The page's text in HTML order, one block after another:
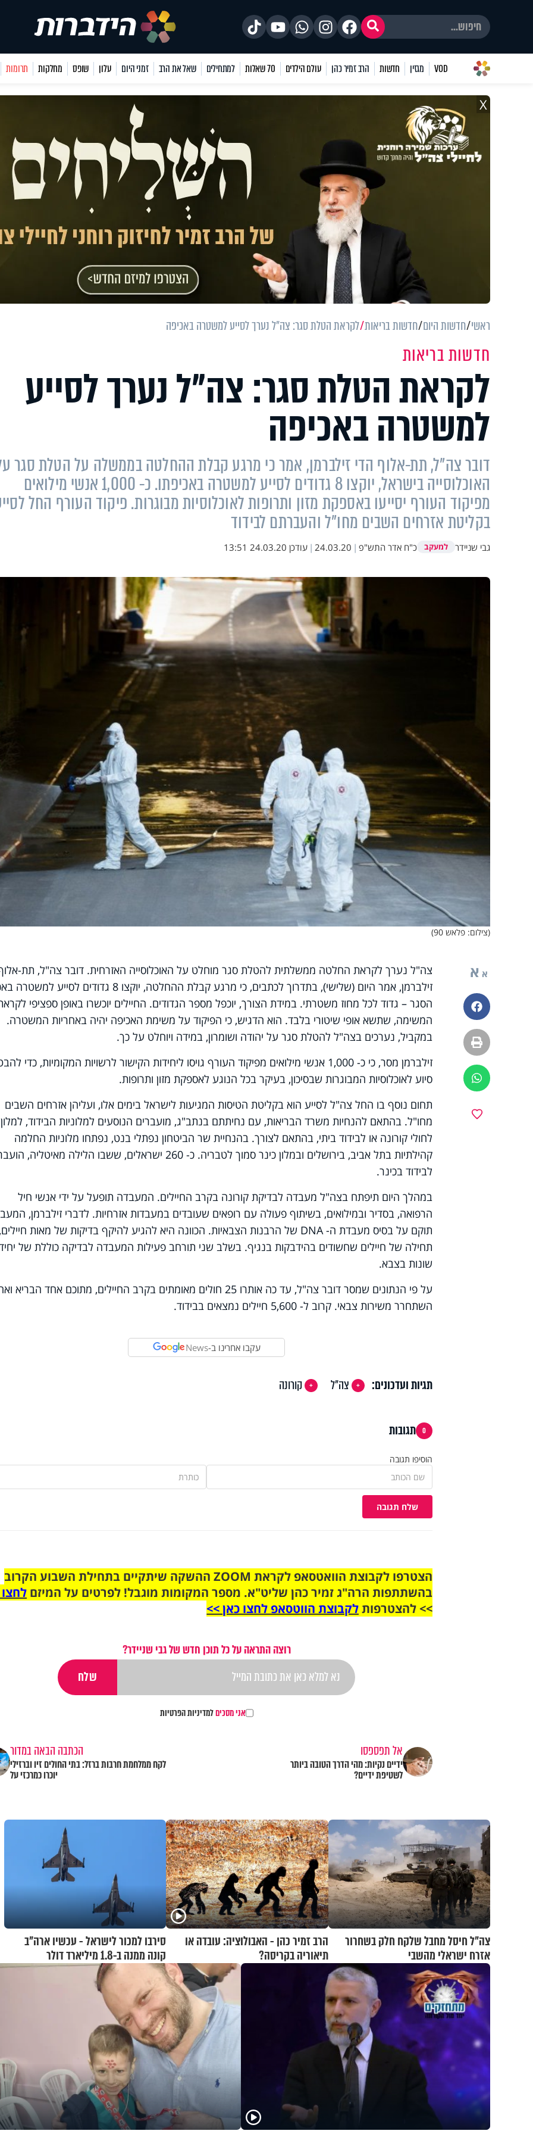
VOD מגזין חדשות הרב זמיר כהן עולם הילדים 70 שאלות למתחילים שאל את הרב זמני היום עלון שופס מחלקות תרומות
X
ראשי חדשות היום חדשות בריאות לקראת הטלת סגר: צה"ל נערך לסייע למשטרה באכיפה
חדשות בריאות
לקראת הטלת סגר: צה"ל נערך לסייע
למשטרה באכיפה
דובר צה"ל, תת-אלוף הדי זילברמן, אמר כי מרגע קבלת ההחלטה בממשלה על הטלת סגר
האוכלוסייה בישראל, יוקצו 8 גדודים לסייע למשטרה באכיפתו. כ- 1,000 אנשי מילואים
מפיקוד העורף יסייעו באספקת מזון ותרופות לאוכלוסיות מבוגרות. פיקוד העורף החל
בקליטת אזרחים השבים מחו"ל והעברתם לבידוד
גבי שניידר למעקב כ"ח אדר התש"פ |
24.03.20
| עודכן 24.03.20 13:51
(צילום: פלאש 90)
א א
פייסבוק
הדפסה
ווטסאפ
צה"ל נערך לקראת החלטה ממשלתית להטלת סגר מוחלט על האוכלוסייה האזרחית. דובר צה"ל, תת-
זילברמן, אמר היום (שלישי), בתדרוך לכתבים, כי מרגע קבלת ההחלטה, יוקצו 8 גדודים
הסגר – גדוד לכל מחוז משטרתי. במידת הצורך, יוכפל מספר הגדודים. החיילים יוכשרו באופן ספציפי
המשימה, שתשא אופי שיטורי בלבד. הוא הדגיש, כי הפיקוד על משימת האכיפה יהיה באחריות המשטרה.
במקביל, נערכים בצה"ל להטלת סגר על יהודה ושומרון, במידה ויוחלט על כך.
זילברמן מסר, כי כ- 1,000 אנשי מילואים מפיקוד העורף גויסו ליחידות הקישור לרשויות המקומיות, כדי
סיוע לאוכלוסיות המבוגרות שבסיכון, בעיקר בכל הנוגע לאספקת מזון ותרופות.
תחום נוסף בו החל צה"ל לסייע הוא בקליטת הטיסות המגיעות לישראל בימים אלו, ועליהן אזרחים השבים
מחו"ל. בהתאם להנחיות משרד הבריאות, עם נחיתתם בנתב"ג, מועברים הנוסעים למלוניות הבידוד, למלון
לחולי קורונה או לבידוד ביתי, בהתאם לצורך. בהנחיית שר הביטחון נפתלי בנט, נפתחו מלוניות החלמה
קהילתיות בתל אביב, בירושלים ובמלון כינר סמוך לטבריה. כ- 260 ישראלים, ששבו הלילה מאיטליה,
לבידוד בכינר.
במהלך היום תיפתח בצה"ל מעבדה לבדיקת קורונה בקרב החיילים. המעבדה תופעל על ידי אנשי חיל
הרפואה, בסדיר ובמילואים, בשיתוף פעולה עם רופאים שעובדים במעבדות אזרחיות. לדברי זילברמן,
תוקם על בסיס מעבדת ה- DNA של הרבנות הצבאיות. הכוונה היא להגיע להיקף בדיקות של מאות חיילים,
תחילה של חיילים שחשודים בהידבקות בנגיף. בשלב שני תורחב פעילות המעבדה לבדיקה כוללת של
שונות בצבא.
על פי הנתונים שמסר דובר צה"ל, עד כה אותרו 25 חולים מאומתים בקרב החיילים, מתוכם אחד הבריא
השתחרר משירות צבאי. קרוב ל- 5,600 חיילים נמצאים בבידוד.
עקבו אחרינו ב-News
תגיות ועדכונים: צה"ל קורונה
0 תגובות
הוסיפו תגובה
שלח תגובה
הצטרפו לקבוצת הוואטסאפ לקראת ZOOM ההשקה שיתקיים בתחילת השבוע הקרוב
בהשתתפות הרה"ג זמיר כהן שליט"א. מספר המקומות מוגבל! לפרטים על המיזם
>> להצטרפותלקבוצת הווטסאפ לחצו כאן >>
רוצה התראה על כל תוכן חדש של גבי שניידר?
אני מסכיםלמדיניות הפרטיות
אל תפספסו
ידיים נקיות: מהי הדרך הטובה ביותר
לשטיפת ידיים?
הכתבה הבאה במדור
לקח ממלחמת חרבות ברזל: בתי החולים זיו וברזילי
יוכרו כמרכזי על
צה"ל חיסל מחבל שלקח חלק בשחרור
אזרח ישראלי מהשבי
הרב זמיר כהן - האבולוציה: עובדה או
תיאוריה בקריסה?
סירבו למכור לישראל - עכשיו ארה"ב
קונה ממנה ב-1.8 מיליארד דולר